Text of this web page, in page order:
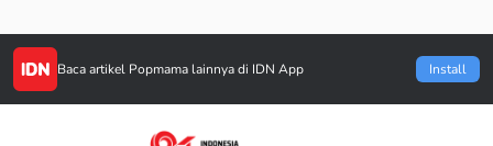
Baca artikel Popmama lainnya di IDN App Install